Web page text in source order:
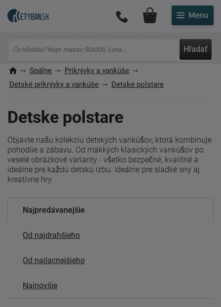
Hľadať
Môj účet
Spálne
Prikrývky a vankúše
Detské prikrývky a vankúše
Detske polstare
Detske polstare
Objavte našu kolekciu detských vankúšov, ktorá kombinuje
pohodlie a zábavu. Od mäkkých klasických vankúšov po
veselé obrázkové varianty - všetko bezpečné, kvalitné a
ideálne pre každú detskú izbu. Ideálne pre sladké sny aj
kreatívne hry.
Najpredávanejšie
Od najdrahšieho
Od najlacnejšieho
Najnovšie